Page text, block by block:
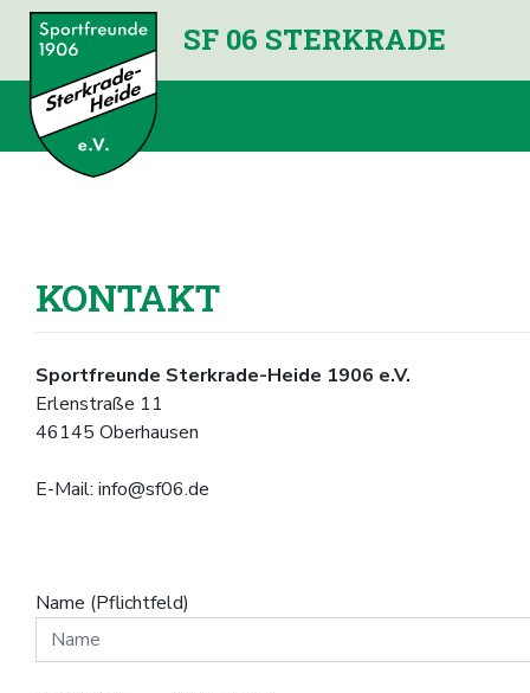
SF 06 STERKRADE
KONTAKT
Sportfreunde Sterkrade-Heide 1906 e.V.
Erlenstraße 11
46145 Oberhausen
E-Mail: info@sf06.de
Name (Pflichtfeld)